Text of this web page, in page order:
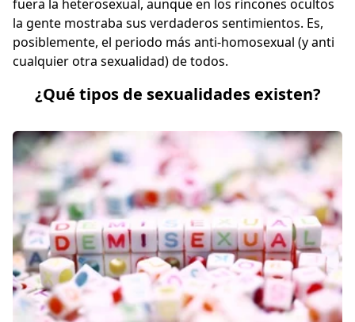
fuera la heterosexual, aunque en los rincones ocultos
la gente mostraba sus verdaderos sentimientos. Es,
posiblemente, el periodo más anti-homosexual (y anti
cualquier otra sexualidad) de todos.
¿Qué tipos de sexualidades existen?